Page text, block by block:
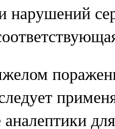
нарушений